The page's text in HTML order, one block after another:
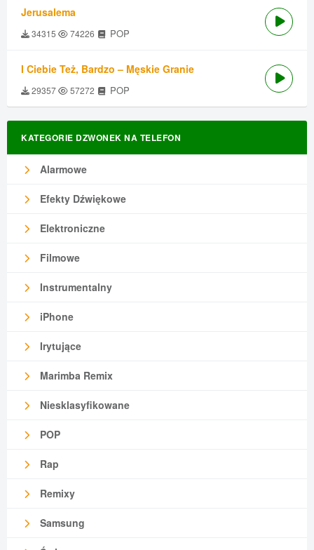
Jerusalema
34315 74226 POP
I Ciebie Też, Bardzo – Męskie Granie
29357 57272 POP
KATEGORIE DZWONEK NA TELEFON
Alarmowe
Efekty Dźwiękowe
Elektroniczne
Filmowe
Instrumentalny
iPhone
Irytujące
Marimba Remix
Niesklasyfikowane
POP
Rap
Remixy
Samsung